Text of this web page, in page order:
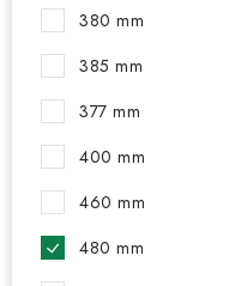
MYCÍ STOLY
BAZAR
Úvod O nás
Blog
Obchodní podmínky
380 mm
385 mm
377 mm
400 mm
460 mm
480 mm